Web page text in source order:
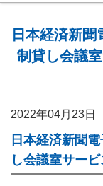
日本経済新
制貸し会議
2022年04月23日
日本経済新聞
し会議室サー